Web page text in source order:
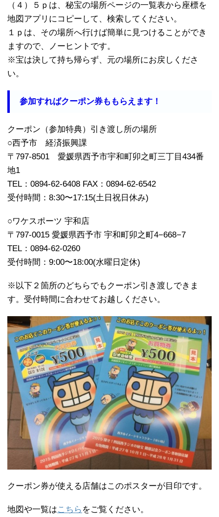
（４）５ｐは、秘宝の場所ページの一覧表から座標を
地図アプリにコピーして、検索してください。
１ｐは、その場所へ行けば簡単に見つけることができ
ますので、ノーヒントです。
※宝は決して持ち帰らず、元の場所にお戻しくださ
い。
参加すればクーポン券ももらえます！
クーポン（参加特典）引き渡し所の場所
○西予市 経済振興課
〒797-8501 愛媛県西予市宇和町卯之町三丁目434番
地1
TEL：0894-62-6408 FAX：0894-62-6542
受付時間：8:30〜17:15(土日祝日休み)
○ワケスポーツ 宇和店
〒797-0015 愛媛県西予市 宇和町卯之町4−668−7
TEL：0894-62-0260
受付時間：9:00〜18:00(水曜日定休)
※以下２箇所のどちらでもクーポン引き渡しできま
す。受付時間に合わせてお越しください。
クーポン券が使える店舗はこのポスターが目印です。
地図や一覧はこちら をご覧ください。